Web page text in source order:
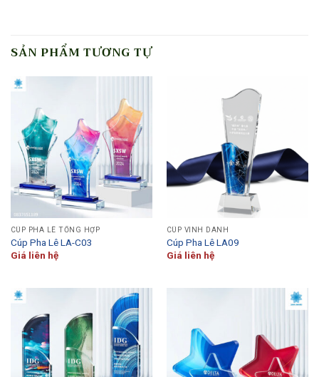
SẢN PHẨM TƯƠNG TỰ
CÚP PHA LÊ TỔNG HỢP
Cúp Pha Lê LA-C03
Giá liên hệ
CÚP VINH DANH
Cúp Pha Lê LA09
Giá liên hệ